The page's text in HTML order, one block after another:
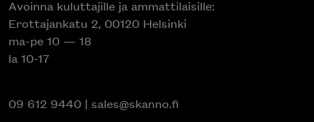
Avoinna kuluttajille ja ammattilaisille:
Erottajankatu 2, 00120 Helsinki
ma-pe 10 — 18
la 10-17
09 612 9440 | sales@skanno.fi